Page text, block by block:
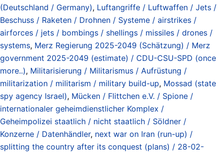
(Deutschland / Germany), Luftangriffe / Luftwaffen / Jets /
Beschuss / Raketen / Drohnen / Systeme / airstrikes /
airforces / jets / bombings / shellings / missiles / drones /
systems, Merz Regierung 2025-2049 (Schätzung) / Merz
government 2025-2049 (estimate) / CDU-CSU-SPD (once
more..), Militarisierung / Militarismus / Aufrüstung /
militarization / militarism / military build-up, Mossad (state
spy agency Israel), Mücken / Flittchen e.V. / Spione /
internationaler geheimdienstlicher Komplex /
Geheimpolizei staatlich / nicht staatlich / Söldner /
Konzerne / Datenhändler, next war on Iran (run-up) /
splitting the country after its conquest (plans) / 28-02-